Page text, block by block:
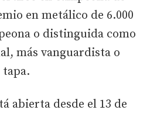
en metálico de 6.000
o distinguida como
más vanguardista o
abierta desde el 13 de